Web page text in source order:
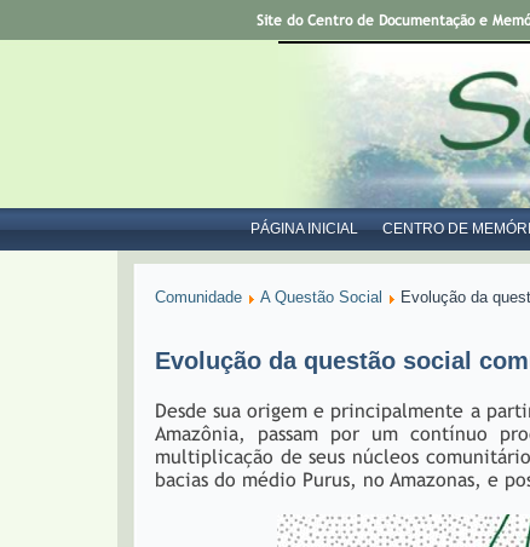
PÁGINA INICIAL CENTRO DE
Site do Centro de Documentação e
Comunidade A Questão Social Evolução da
Evolução da questão social
Desde sua origem e principalmente a
Amazônia, passam por um contínuo
multiplicação de seus núcleos
bacias do médio Purus, no Amazonas, e